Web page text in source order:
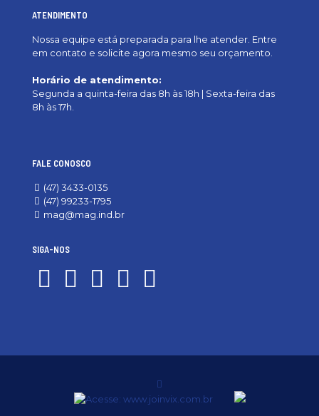
ATENDIMENTO
Nossa equipe está preparada para lhe atender. Entre
em contato e solicite agora mesmo seu orçamento.
Horário de atendimento:
Segunda a quinta-feira das 8h às 18h | Sexta-feira das
8h às 17h.
FALE CONOSCO
(47) 3433-0135
(47) 99233-1795
mag@mag.ind.br
SIGA-NOS